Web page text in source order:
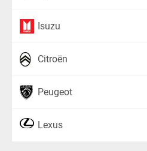
Isuzu
Citroën
Peugeot
Lexus